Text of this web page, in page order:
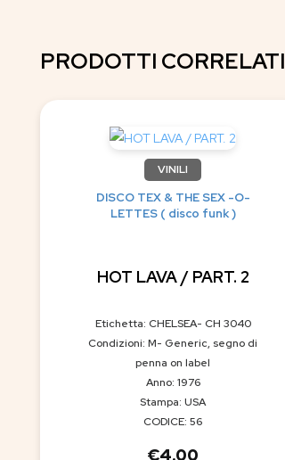
PRODOTTI CORRELATI
VINILI
DISCO TEX & THE SEX -O-
LETTES ( disco funk )
HOT LAVA / PART. 2
Etichetta: CHELSEA- CH 3040
Condizioni: M- Generic, segno di
penna on label
Anno: 1976
Stampa: USA
CODICE: 56
€4.00